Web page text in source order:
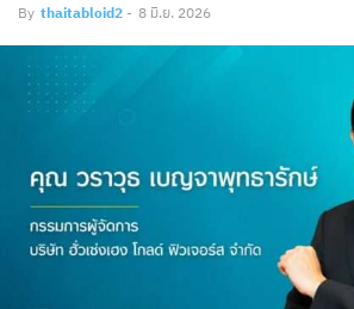
By thaitabloid2 - 8 มิ.ย. 2026